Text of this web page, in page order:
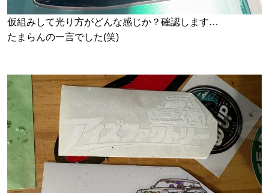
仮組みして光り方がどんな感じか？確認します…
たまらんの一言でした(笑)